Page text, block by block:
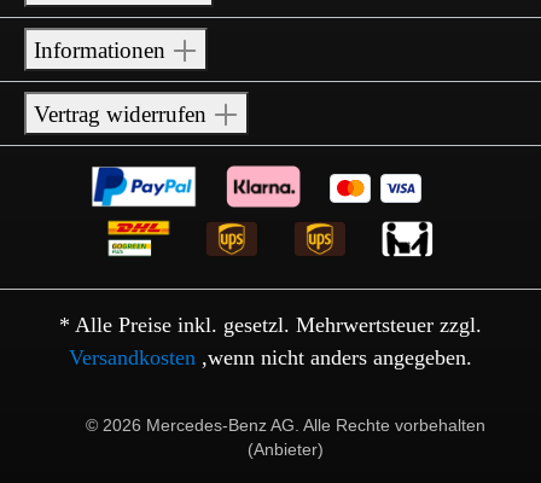
Informationen
Vertrag widerrufen
* Alle Preise inkl. gesetzl. Mehrwertsteuer zzgl.
Versandkosten ,wenn nicht anders angegeben.
© 2026 Mercedes-Benz AG. Alle Rechte vorbehalten
(Anbieter)